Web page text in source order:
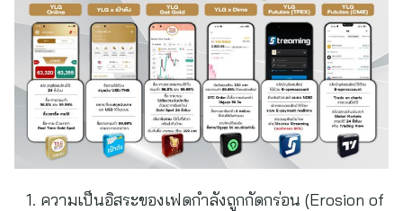
ความเป็นอิสระของเฟดกำลังถูกกัดกร่อน (Erosion of